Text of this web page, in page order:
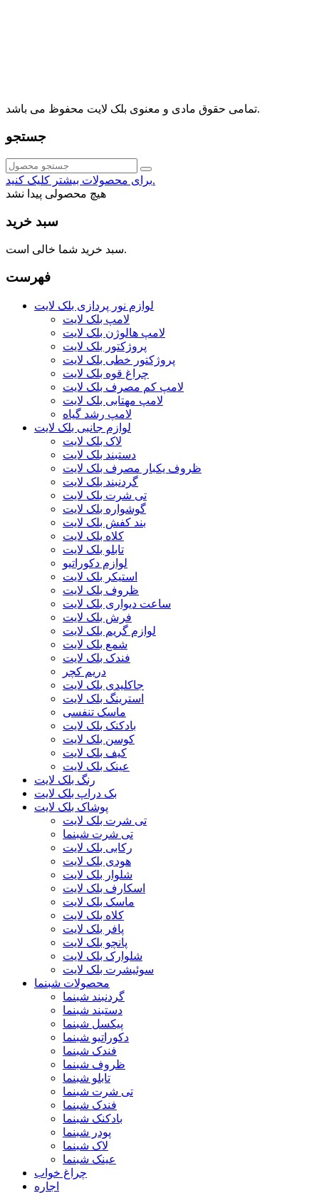
تمامی حقوق مادی و معنوی بلک لایت محفوظ می باشد.
جستجو
برای محصولات بیشتر کلیک کنید.
هیچ محصولی پیدا نشد
سبد خرید
سبد خرید شما خالی است.
فهرست
لوازم نور پردازی بلک لایت
لامپ بلک لایت
لامپ هالوژن بلک لایت
پروژکتور بلک لایت
پروژکتور خطی بلک لایت
چراغ قوه بلک لایت
لامپ کم مصرف بلک لایت
لامپ مهتابی بلک لایت
لامپ رشد گیاه
لوازم جانبی بلک لایت
لاک بلک لایت
دستبند بلک لایت
ظروف یکبار مصرف بلک لایت
گردنبند بلک لایت
تی شرت بلک لایت
گوشواره بلک لایت
بند کفش بلک لایت
کلاه بلک لایت
تابلو بلک لایت
لوازم دکوراتیو
استیکر بلک لایت
ظروف بلک لایت
ساعت دیواری بلک لایت
فرش بلک لایت
لوازم گریم بلک لایت
شمع بلک لایت
فندک بلک لایت
دریم کچر
جاکلیدی بلک لایت
استرینگ بلک لایت
ماسک تنفسی
بادکنک بلک لایت
کوسن بلک لایت
کیف بلک لایت
عینک بلک لایت
رنگ بلک لایت
بک دراپ بلک لایت
پوشاک بلک لایت
تی شرت بلک لایت
تی شرت شبنما
رکابی بلک لایت
هودی بلک لایت
شلوار بلک لایت
اسکارف بلک لایت
ماسک بلک لایت
کلاه بلک لایت
پافر بلک لایت
پانچو بلک لایت
شلوارک بلک لایت
سوئیشرت بلک لایت
محصولات شبنما
گردنبند شبنما
دستبند شبنما
پیکسل شبنما
دکوراتیو شبنما
فندک شبنما
ظروف شبنما
تابلو شبنما
تی شرت شبنما
فندک شبنما
بادکنک شبنما
پودر شبنما
لاک شبنما
عینک شبنما
چراغ خواب
اجاره